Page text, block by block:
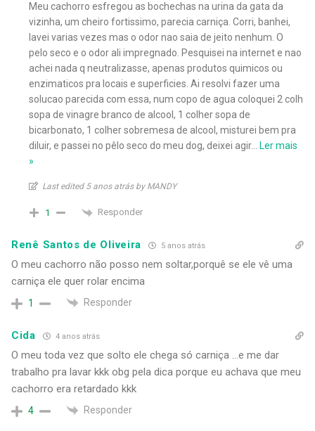
Meu cachorro esfregou as bochechas na urina da gata da
vizinha, um cheiro fortissimo, parecia carniça. Corri, banhei,
lavei varias vezes mas o odor nao saia de jeito nenhum. O
pelo seco e o odor ali impregnado. Pesquisei na internet e nao
achei nada q neutralizasse, apenas produtos quimicos ou
enzimaticos pra locais e superficies. Ai resolvi fazer uma
solucao parecida com essa, num copo de agua coloquei 2 colh
sopa de vinagre branco de alcool, 1 colher sopa de
bicarbonato, 1 colher sobremesa de alcool, misturei bem pra
diluir, e passei no pêlo seco do meu dog, deixei agir…
Ler mais
»
Last edited 5 anos atrás by MANDY
1 Responder
Renê Santos de Oliveira 5 anos atrás
O meu cachorro não posso nem soltar,porquê se ele vê uma
carniça ele quer rolar encima
1 Responder
Cida 4 anos atrás
O meu toda vez que solto ele chega só carniça …e me dar
trabalho pra lavar kkk obg pela dica porque eu achava que meu
cachorro era retardado kkk
4 Responder